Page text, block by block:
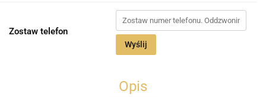
Zostaw telefon
Wyślij
Opis